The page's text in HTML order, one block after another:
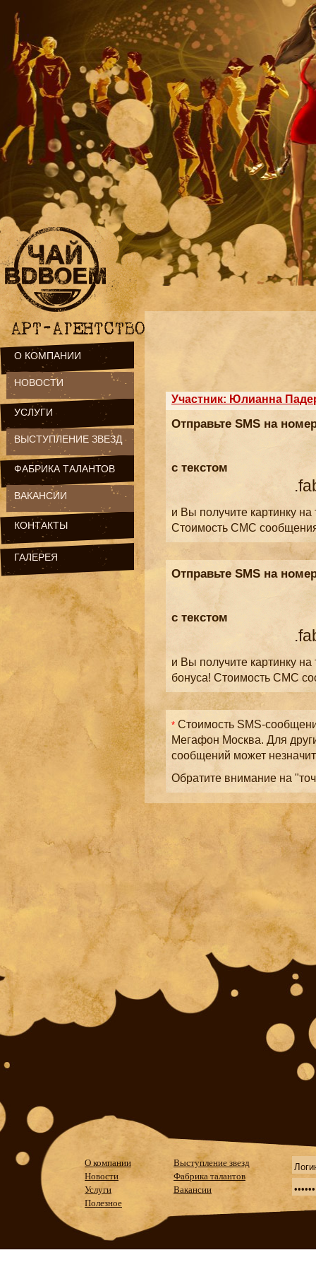
Участник: Юлианна
Отправьте SMS на
с текстом
и Вы получите картинку
Стоимость СМС
Отправьте SMS на
с текстом
и Вы получите картинку
бонуса! Стоимость СМС
* Стоимость SMS-
Мегафон Москва. Для
сообщений может
Обратите внимание на
О КОМПАНИИ
НОВОСТИ
УСЛУГИ
ВЫСТУПЛЕНИЕ ЗВЕЗД
ФАБРИКА ТАЛАНТОВ
ВАКАНСИИ
КОНТАКТЫ
ГАЛЕРЕЯ
О компании
Новости
Услуги
Полезное
Выступление звезд
Фабрика талантов
Вакансии